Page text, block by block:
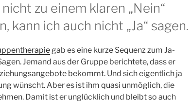
zu einem klaren „Nein“
kann ich auch nicht „Ja“ sagen.
gab es eine kurze Sequenz zum Ja-
Jemand aus der Gruppe berichtete, dass er
bekommt. Und sich eigentlich ja
wünscht. Aber es ist ihm quasi unmöglich, die
Damit ist er unglücklich und bleibt so auch